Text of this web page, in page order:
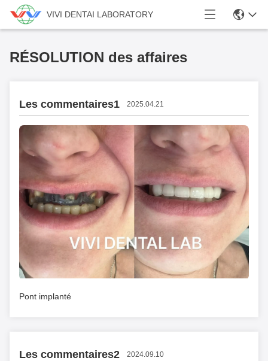
VIVI DENTAI LABORATORY
RÉSOLUTION des affaires
Les commentaires1 2025.04.21
Pont implanté
Les commentaires2 2024.09.10